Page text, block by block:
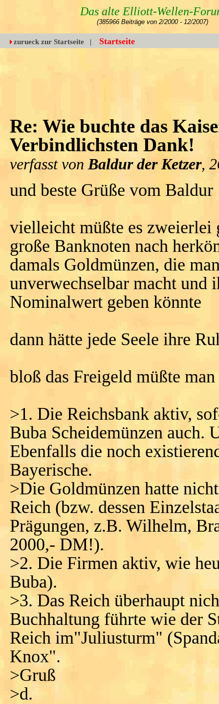
Das alte Elliott-Wellen-
(385966 Beiträge von 2/2000 - 12/2007)
zurueck zur Startseite | Startseite
Re: Wie buchte das
Verbindlichsten Dank!
verfasst vonBaldur der Ketzer,
und beste Grüße vom Baldur
vielleicht müßte es zweierlei
große Banknoten nach
damals Goldmünzen, die
unverwechselbar macht und
Nominalwert geben könnte
dann hätte jede Seele ihre
bloß das Freigeld müßte
>1. Die Reichsbank aktiv,
Buba Scheidemünzen auch.
Ebenfalls die noch
Bayerische.
>Die Goldmünzen hatte
Reich (bzw. dessen
Prägungen, z.B. Wilhelm,
2000,- DM!).
>2. Die Firmen aktiv, wie
Buba).
>3. Das Reich überhaupt
Buchhaltung führte wie der
Reich im"Juliusturm"
Knox".
>Gruß
>d.